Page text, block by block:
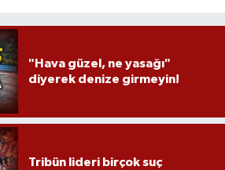
"Hava güzel, ne yasağı"
diyerek denize girmeyin!
Tribün lideri birçok suç